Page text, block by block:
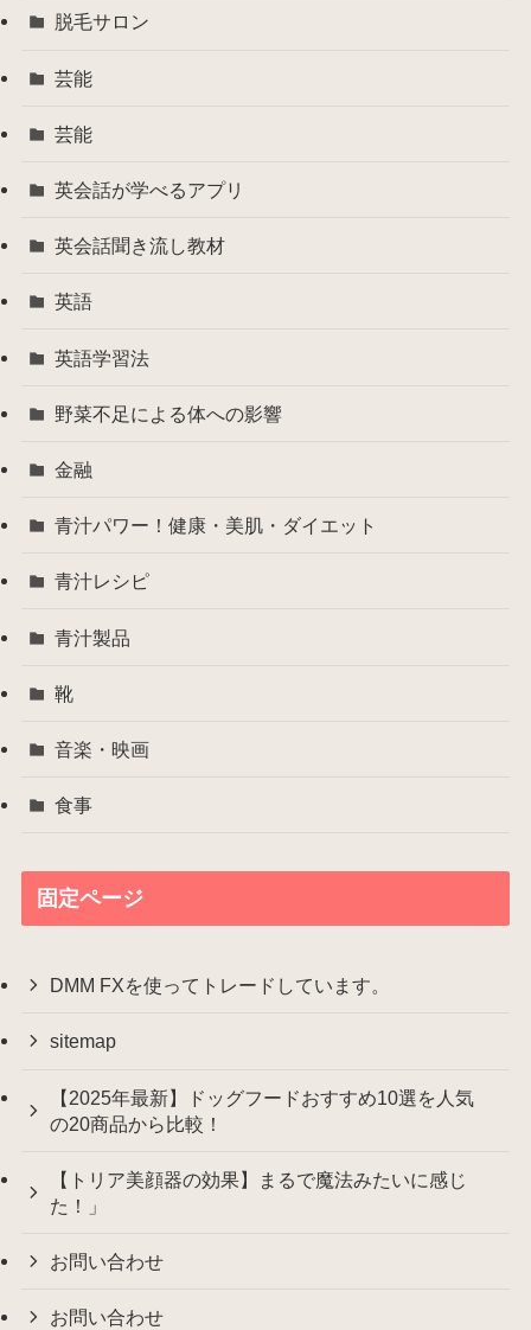
脱毛サロン
芸能
芸能
英会話が学べるアプリ
英会話聞き流し教材
英語
英語学習法
野菜不足による体への影響
金融
青汁パワー！健康・美肌・ダイエット
青汁レシピ
青汁製品
靴
音楽・映画
食事
固定ページ
DMM FXを使ってトレードしています。
sitemap
【2025年最新】ドッグフードおすすめ10選を人気
の20商品から比較！
【トリア美顔器の効果】まるで魔法みたいに感じ
た！」
お問い合わせ
お問い合わせ